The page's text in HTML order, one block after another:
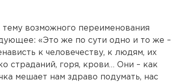
возможного переименования
«Это же по сути одно и то же –
к человечеству, к людям, их
страданий, горя, крови… Они – как
мешает нам здраво подумать, нас